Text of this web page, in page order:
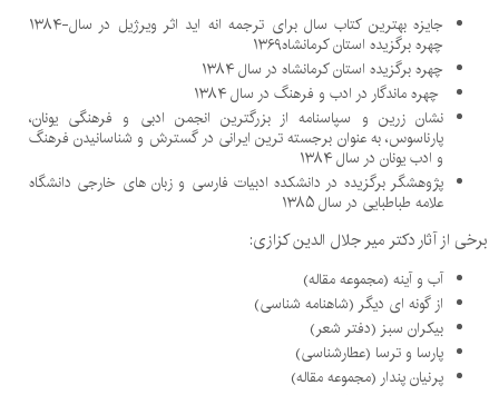
جایزه بهترین کتاب سال برای ترجمه انه اید اثر ویرژیل در سال-۱۳۸۴
چهره برگزیده استان کرمانشاه۱۳۶۹
چهره برگزیده استان کرمانشاه در سال۱۳۸۴
چهره ماندگار در ادب و فرهنگ در سال۱۳۸۴
نشان زرین و سپاسنامه از بزرگترین انجمن ادبی و فرهنگی یونان،
پارناسوس، به عنوان برجسته ترین ایرانی در گسترش و شناسانیدن فرهنگ
و ادب یونان در سال۱۳۸۴
پژوهشگر برگزیده در دانشکده ادبیات فارسی و زبان های خارجی دانشگاه
علامه طباطبایی در سال۱۳۸۵
برخی از آثار دکتر میر جلال الدین کزازی:
آب و آینه (مجموعه مقاله)
از گونه ای دیگر (شاهنامه شناسی)
بیکران سبز (دفتر شعر)
پارسا و ترسا (عطارشناسی)
پرنیان پندار (مجموعه مقاله)